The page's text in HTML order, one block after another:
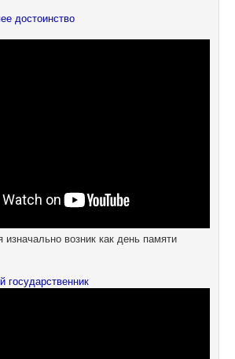
достоинство
возник как день памяти
государственник